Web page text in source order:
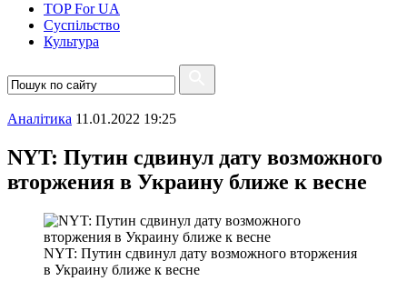
TOP For UA
Суспiльство
Культура
Аналітика 11.01.2022 19:25
NYT: Путин сдвинул дату возможного
вторжения в Украину ближе к весне
NYT: Путин сдвинул дату возможного вторжения
в Украину ближе к весне